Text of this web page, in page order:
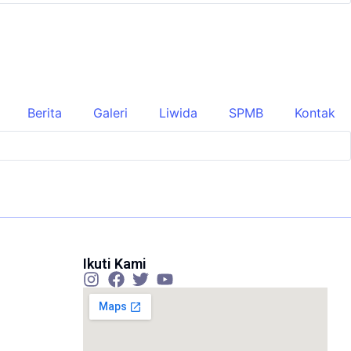
Berita Galeri Liwida SPMB Kontak
Ikuti Kami